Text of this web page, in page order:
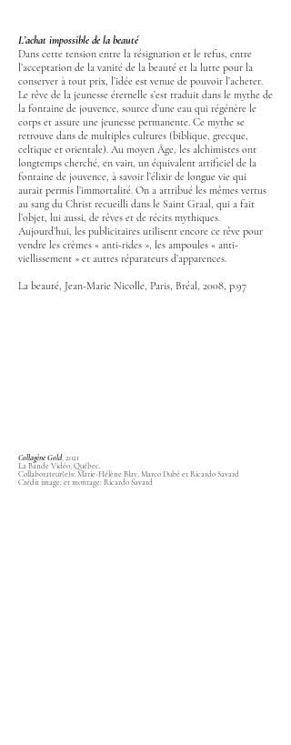
L’achat impossible de la beauté
Dans cette tension entre la résignation et le refus, entre
l’acceptation de la vanité de la beauté et la lutte pour la
conserver à tout prix, l’idée est venue de pouvoir l’acheter.
Le rêve de la jeunesse éternelle s’est traduit dans le mythe de
la fontaine de jouvence, source d’une eau qui régénère le
corps et assure une jeunesse permanente. Ce mythe se
retrouve dans de multiples cultures (biblique, grecque,
celtique et orientale). Au moyen Âge, les alchimistes ont
longtemps cherché, en vain, un équivalent artificiel de la
fontaine de jouvence, à savoir l’élixir de longue vie qui
aurait permis l’immortalité. On a attribué les mêmes vertus
au sang du Christ recueilli dans le Saint Graal, qui a fait
l’objet, lui aussi, de rêves et de récits mythiques.
Aujourd’hui, les publicitaires utilisent encore ce rêve pour
vendre les crèmes « anti-rides », les ampoules « anti-
viellissement » et autres réparateurs d’apparences.
La beauté, Jean-Marie Nicolle, Paris, Bréal, 2008, p.97
Collagène Gold, 2021
La Bande Vidéo, Québec.
Collaborateur(e)s: Marie-Hélène Blay, Marco Dubé et Ricardo Savard
Crédit image: et montage: Ricardo Savard